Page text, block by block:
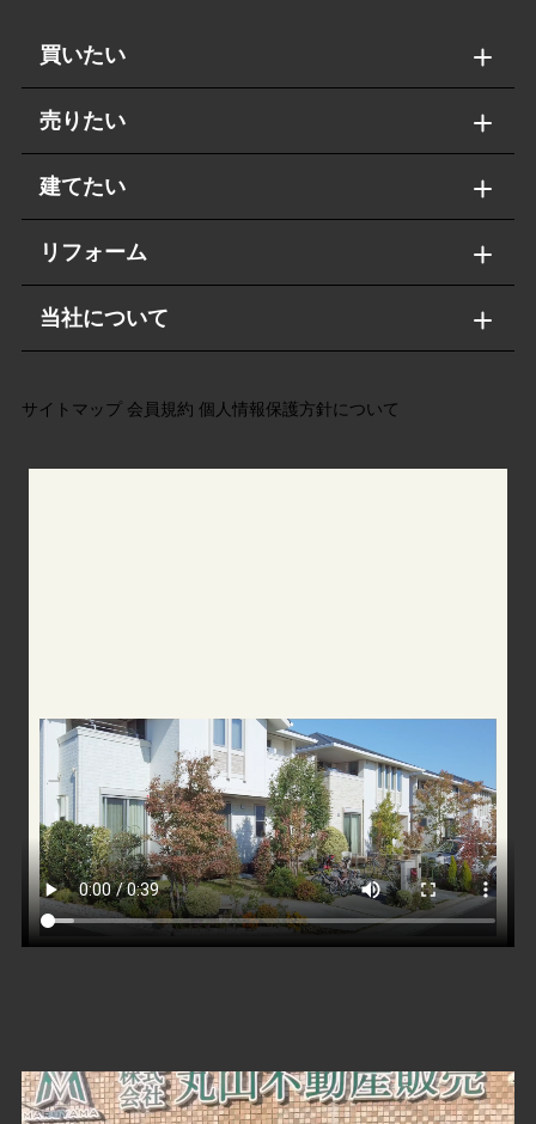
買いたい
売りたい
建てたい
リフォーム
当社について
サイトマップ 会員規約 個人情報保護方針について